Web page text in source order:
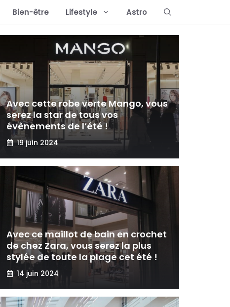
Bien-être Lifestyle Astro
Avec cette robe verte Mango, vous
serez la star de tous vos
évènements de l’été !
19 juin 2024
Avec ce maillot de bain en crochet
de chez Zara, vous serez la plus
stylée de toute la plage cet été !
14 juin 2024